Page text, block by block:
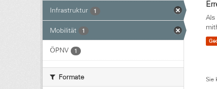
Infrastruktur 1
Mobilität 1
ÖPNV 1
Formate Sie